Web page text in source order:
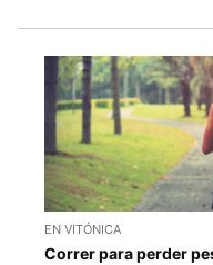
EN VITÓNICA
Correr para perder